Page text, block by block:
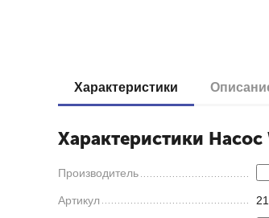
Характеристики
Характеристики
Производитель
Артикул